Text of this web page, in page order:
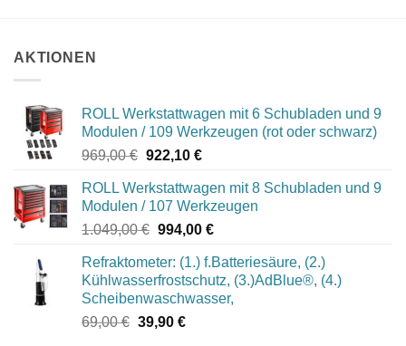
AKTIONEN
ROLL Werkstattwagen mit 6 Schubladen und 9
Modulen / 109 Werkzeugen (rot oder schwarz)
969,00€ Ursprünglicher
war:
969,00 €
922,10 €Aktueller
ist:
922,10 €.
ROLL Werkstattwagen mit 8 Schubladen und 9
Modulen / 107 Werkzeugen
1.049,00€ Ursprünglicher
war:
1.049,00 €
994,00 €Aktueller
ist:
994,00 €.
Refraktometer: (1.) f.Batteriesäure, (2.)
Kühlwasserfrostschutz, (3.)AdBlue®, (4.)
Scheibenwaschwasser,
69,00€ Ursprünglicher
39,90 €Aktueller